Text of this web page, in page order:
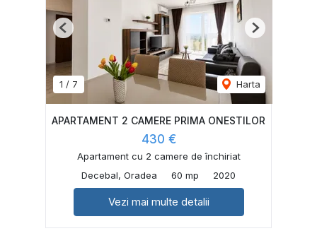
1 / 7 Harta
Previous Next
APARTAMENT 2 CAMERE PRIMA ONESTILOR
430 €
Apartament cu 2 camere de închiriat
Decebal, Oradea
60 mp 2020
Vezi mai multe detalii